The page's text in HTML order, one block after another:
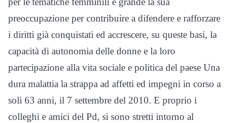
preoccupazione per contribuire a difendere e rafforzare
i diritti già conquistati ed accrescere, su queste basi, la
capacità di autonomia delle donne e la loro
partecipazione alla vita sociale e politica del paese Una
dura malattia la strappa ad affetti ed impegni in corso a
soli 63 anni, il 7 settembre del 2010. E proprio i
colleghi e amici del Pd, si sono stretti intorno al